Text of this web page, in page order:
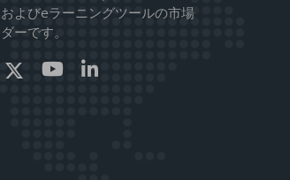
よびeラーニングツールの市場
ーです。